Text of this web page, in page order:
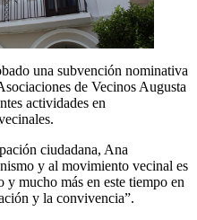
una subvención nominativa
de Vecinos Augusta
actividades en
ciudadana, Ana
y al movimiento vecinal es
mucho más en este tiempo en
y la convivencia”.